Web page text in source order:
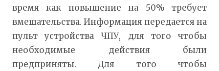
время как повышение на 50% требует
вмешательства. Информация передается на
пульт устройства ЧПУ, для того чтобы
необходимые действия были
предприняты. Для того чтобы